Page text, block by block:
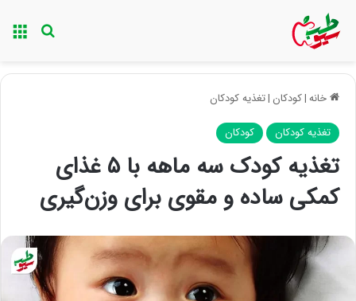
خانه|کودکان |تغذیه کودکان
تغذیه کودکان کودکان
تغذیه کودک سه ماهه با ۵ غذای
کمکی ساده و مقوی برای وزن‌گیری